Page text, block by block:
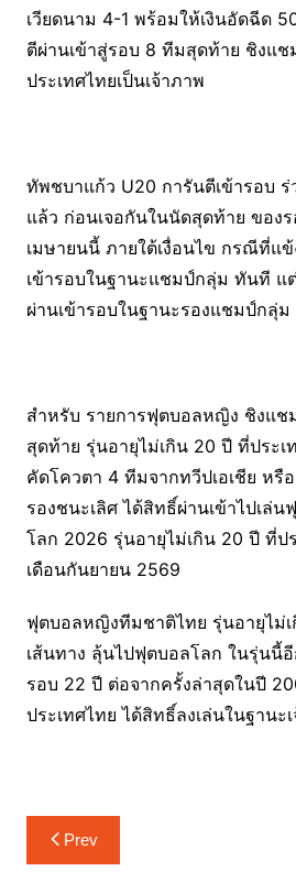
เวียดนาม 4-1 พร้อมให้เงินอัดฉีด
ตีผ่านเข้าสู่รอบ 8 ทีมสุดท้าย ชิงแช
ประเทศไทยเป็นเจ้าภาพ
ทัพชบาแก้ว U20 การันตีเข้ารอบ
แล้ว ก่อนเจอกันในนัดสุดท้าย ของ
เมษายนนี้ ภายใต้เงื่อนไข กรณีที่แ
เข้ารอบในฐานะแชมป์กลุ่ม ทันที แ
ผ่านเข้ารอบในฐานะรองแชมป์กลุ่ม
สำหรับ รายการฟุตบอลหญิง ชิงแช
สุดท้าย รุ่นอายุไม่เกิน 20 ปี ที่ประเ
คัดโควตา 4 ทีมจากทวีปเอเชีย หรื
รองชนะเลิศ ได้สิทธิ์ผ่านเข้าไปเล่
โลก 2026 รุ่นอายุไม่เกิน 20 ปี ที่ป
เดือนกันยายน 2569
ฟุตบอลหญิงทีมชาติไทย รุ่นอายุไม่
เส้นทาง ลุ้นไปฟุตบอลโลก ในรุ่นนี้
รอบ 22 ปี ต่อจากครั้งล่าสุดในปี
ประเทศไทย ได้สิทธิ์ลงเล่นในฐานะ
แนะแนว
เรื่อง
Prev